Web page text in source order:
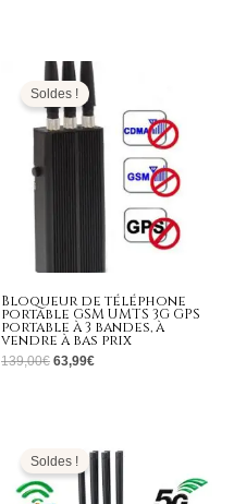
Soldes !
Bloqueur de téléphone
portable GSM UMTS 3G GPS
portable à 3 bandes, à
vendre à bas prix
139,00€
Le
prix
initial
était :
139,00€.
63,99€
prix
actuel
est :
63,99€.
Soldes !initial
était :
1.399,00€.
actuel
689,99€.